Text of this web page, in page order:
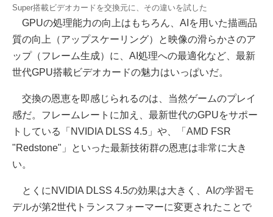
Super搭載ビデオカードを交換元に、その違いを試した
GPUの処理能力の向上はもちろん、AIを用いた描画品
質の向上（アップスケーリング）と映像の滑らかさのア
ップ（フレーム生成）に、AI処理への最適化など、最新
世代GPU搭載ビデオカードの魅力はいっぱいだ。
交換の恩恵を即感じられるのは、当然ゲームのプレイ
感だ。フレームレートに加え、最新世代のGPUをサポー
トしている「NVIDIA DLSS 4.5」や、「AMD FSR
"Redstone"」といった最新技術群の恩恵は非常に大き
い。
とくにNVIDIA DLSS 4.5の効果は大きく、AIの学習モ
デルが第2世代トランスフォーマーに変更されたことで